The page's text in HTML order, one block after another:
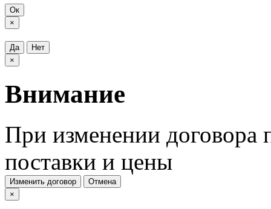
Ок
×
Да
Нет
×
Внимание
При изменении договора
поставки и цены
Изменить договор
Отмена
×